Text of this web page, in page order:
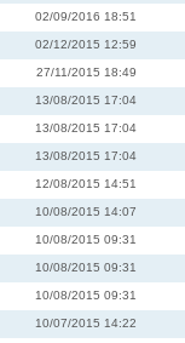
02/09/2016 18:51
02/12/2015 12:59
27/11/2015 18:49
13/08/2015 17:04
13/08/2015 17:04
13/08/2015 17:04
12/08/2015 14:51
10/08/2015 14:07
10/08/2015 09:31
10/08/2015 09:31
10/08/2015 09:31
10/07/2015 14:22